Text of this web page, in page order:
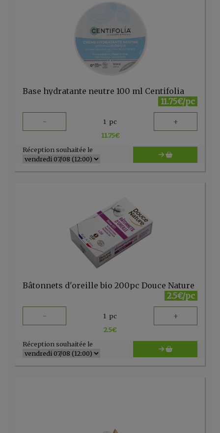
Base hydratante neutre 100 ml Centifolia
11.75€/pc
- 1 pc +
11.75€
Réception souhaitée le
Bâtonnets d'oreille bio 200pc Douce Nature
2.5€/pc
- 1 pc +
2.5€
Réception souhaitée le